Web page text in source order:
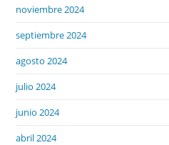
noviembre 2024
septiembre 2024
agosto 2024
julio 2024
junio 2024
abril 2024